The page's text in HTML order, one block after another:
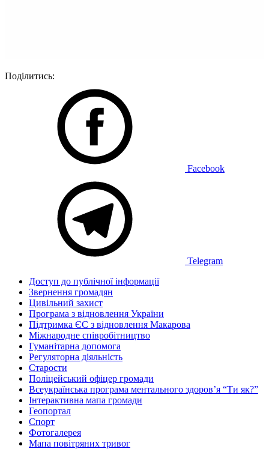
Поділитись:
Facebook
Telegram
Доступ до публічної інформації
Звернення громадян
Цивільний захист
Програма з відновлення України
Підтримка ЄС з відновлення Макарова
Міжнародне співробітництво
Гуманітарна допомога
Регуляторна діяльність
Старости
Поліцейський офіцер громади
Всеукраїнська програма ментального здоров’я “Ти як?”
Інтерактивна мапа громади
Геопортал
Спорт
Фотогалерея
Мапа повітряних тривог